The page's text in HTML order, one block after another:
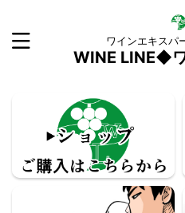
ワインエキスパ
WINE LINE◆